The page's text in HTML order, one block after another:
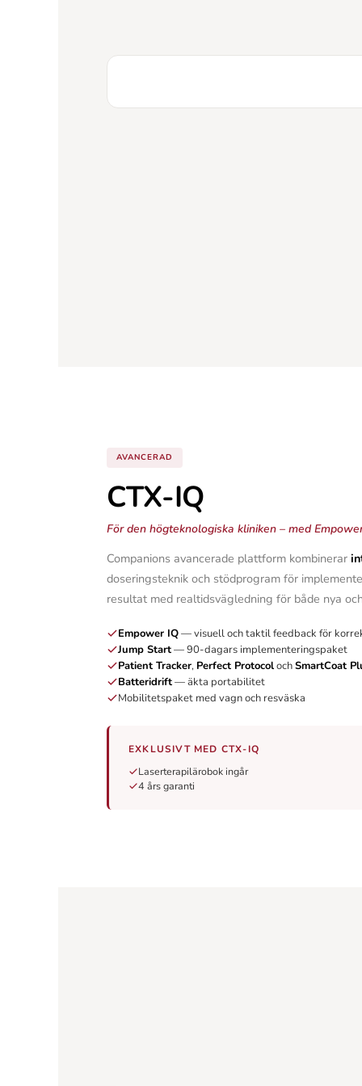
AVANCERAD
CTX-IQ
För den högteknologiska kliniken – med
Companions avancerade plattform kombinerar
doseringsteknik och stödprogram för
resultat med realtidsvägledning för både nya
Empower IQ— visuell och taktil feedback för
Jump Start— 90-dagars implementeringspaket
Patient Tracker, Perfect ProtocolochSmartCoat
Batteridrift— äkta portabilitet
Mobilitetspaket med vagn och resväska
EXKLUSIVT MED CTX-IQ
Laserterapilärobok ingår
4 års garanti